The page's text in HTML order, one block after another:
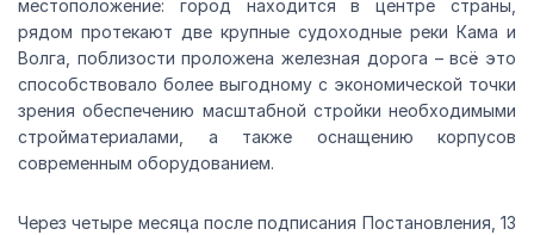
местоположение: город находится в центре страны,
рядом протекают две крупные судоходные реки Кама и
Волга, поблизости проложена железная дорога – всё это
способствовало более выгодному с экономической точки
зрения обеспечению масштабной стройки необходимыми
стройматериалами, а также оснащению корпусов
современным оборудованием.
Через четыре месяца после подписания Постановления, 13